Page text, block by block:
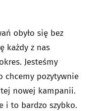
obyło się bez
każdy z nas
Jesteśmy
chcemy pozytywnie
nowej kampanii.
i to bardzo szybko.